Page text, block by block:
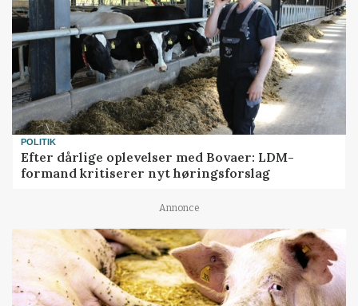
POLITIK
Efter dårlige oplevelser med Bovaer: LDM-
formand kritiserer nyt høringsforslag
Annonce